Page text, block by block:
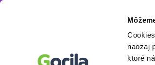
naozaj
ktoré
Harriet E. W.